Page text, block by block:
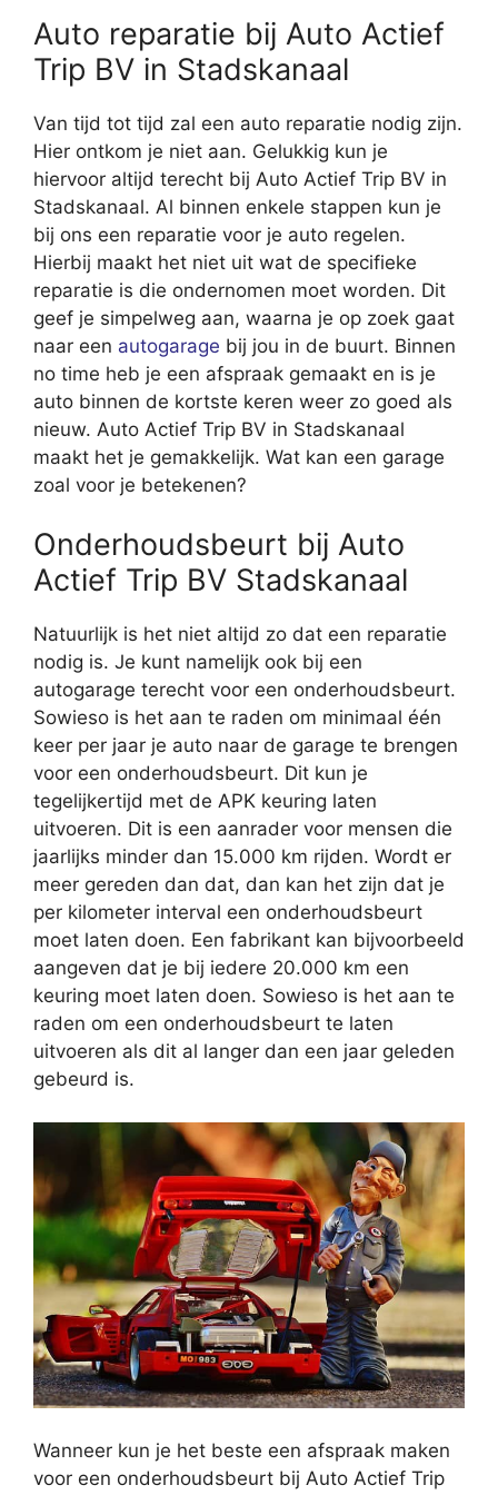
Auto reparatie bij Auto Actief
Trip BV in Stadskanaal
Van tijd tot tijd zal een auto reparatie nodig zijn.
Hier ontkom je niet aan. Gelukkig kun je
hiervoor altijd terecht bij Auto Actief Trip BV in
Stadskanaal. Al binnen enkele stappen kun je
bij ons een reparatie voor je auto regelen.
Hierbij maakt het niet uit wat de specifieke
reparatie is die ondernomen moet worden. Dit
geef je simpelweg aan, waarna je op zoek gaat
naar een autogarage bij jou in de buurt. Binnen
no time heb je een afspraak gemaakt en is je
auto binnen de kortste keren weer zo goed als
nieuw. Auto Actief Trip BV in Stadskanaal
maakt het je gemakkelijk. Wat kan een garage
zoal voor je betekenen?
Onderhoudsbeurt bij Auto
Actief Trip BV Stadskanaal
Natuurlijk is het niet altijd zo dat een reparatie
nodig is. Je kunt namelijk ook bij een
autogarage terecht voor een onderhoudsbeurt.
Sowieso is het aan te raden om minimaal één
keer per jaar je auto naar de garage te brengen
voor een onderhoudsbeurt. Dit kun je
tegelijkertijd met de APK keuring laten
uitvoeren. Dit is een aanrader voor mensen die
jaarlijks minder dan 15.000 km rijden. Wordt er
meer gereden dan dat, dan kan het zijn dat je
per kilometer interval een onderhoudsbeurt
moet laten doen. Een fabrikant kan bijvoorbeeld
aangeven dat je bij iedere 20.000 km een
keuring moet laten doen. Sowieso is het aan te
raden om een onderhoudsbeurt te laten
uitvoeren als dit al langer dan een jaar geleden
gebeurd is.
Wanneer kun je het beste een afspraak maken
voor een onderhoudsbeurt bij Auto Actief Trip